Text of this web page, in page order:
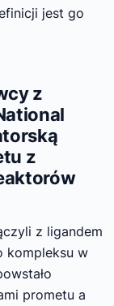
jest go
z
z
z ligandem
kompleksu w
prometu a